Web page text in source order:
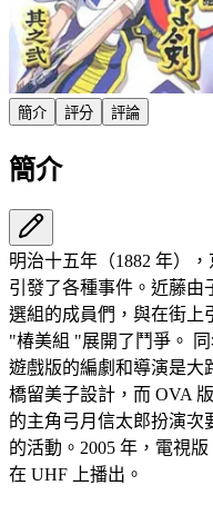
簡介 評分 評論
簡介
明治十五年（1882 年）
引發了各種事件。近藤由
選組的成員們，與在街上
"椿美組 "展開了鬥爭。 同
遊戲版的編劇和導演是大
橋留美子設計，而 OVA
的主角弓月信太郎扮演次
的活動。2005 年，電視
在 UHF 上播出。